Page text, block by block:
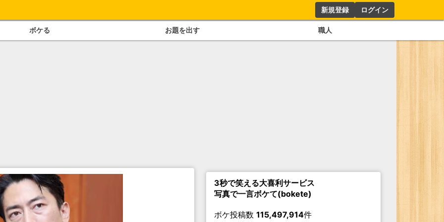
新規登録 ログイン
ボケる お題を出す 職人
3秒で笑える大喜利サービス
写真で一言ボケて(bokete)
ボケ投稿数 115,497,914件